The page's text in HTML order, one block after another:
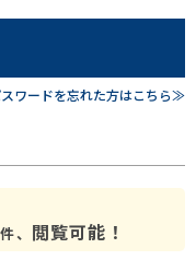
ワードを忘れた方はこちら≫
件、 閲覧可能！